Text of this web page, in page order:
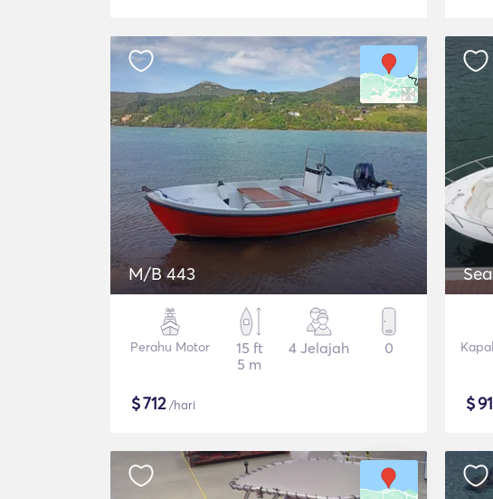
M/B 443
Perahu Motor
15 ft
5 m
4 Jelajah 0
$712/hari $